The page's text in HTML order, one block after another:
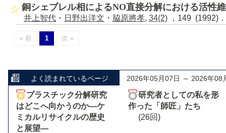
銅シェブレル相によるNO直接分解における活性
井上智代 ・ 日野出洋文 ・ 脇原將孝, 34(2) ，149 (1992)
« 前 1 次 »
よく読まれているページ 2026年05月07日 ～ 2026年08
プラスチック分解研究
はどこへ向かうのか―ケ
ミカルリサイクルの歴史
と展望―
研究者としての私を形
作った「師匠」たち
(26回)